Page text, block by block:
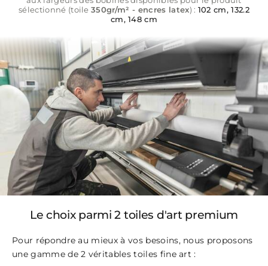
sélectionné (toile350gr/m² - encres latex) : 102 cm, 132.2
cm, 148 cm
Le choix parmi 2 toiles d'art premium
Pour répondre au mieux à vos besoins, nous proposons
une gamme de 2 véritables toiles fine art :